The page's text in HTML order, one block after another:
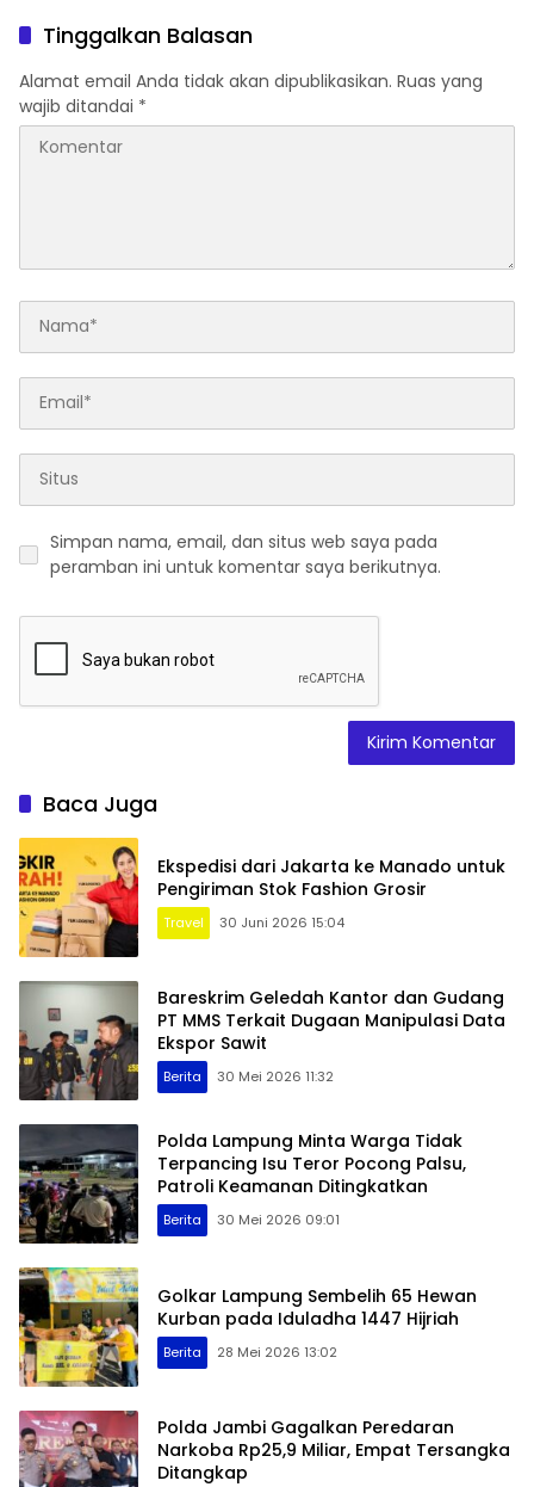
Tinggalkan Balasan
Alamat email Anda tidak akan dipublikasikan. Ruas yang
wajib ditandai *
Simpan nama, email, dan situs web saya pada
peramban ini untuk komentar saya berikutnya.
Baca Juga
Ekspedisi dari Jakarta ke Manado untuk
Pengiriman Stok Fashion Grosir
Travel 30 Juni 2026 15:04
Bareskrim Geledah Kantor dan Gudang
PT MMS Terkait Dugaan Manipulasi Data
Ekspor Sawit
Berita 30 Mei 2026 11:32
Polda Lampung Minta Warga Tidak
Terpancing Isu Teror Pocong Palsu,
Patroli Keamanan Ditingkatkan
Berita 30 Mei 2026 09:01
Golkar Lampung Sembelih 65 Hewan
Kurban pada Iduladha 1447 Hijriah
Berita 28 Mei 2026 13:02
Polda Jambi Gagalkan Peredaran
Narkoba Rp25,9 Miliar, Empat Tersangka
Ditangkap